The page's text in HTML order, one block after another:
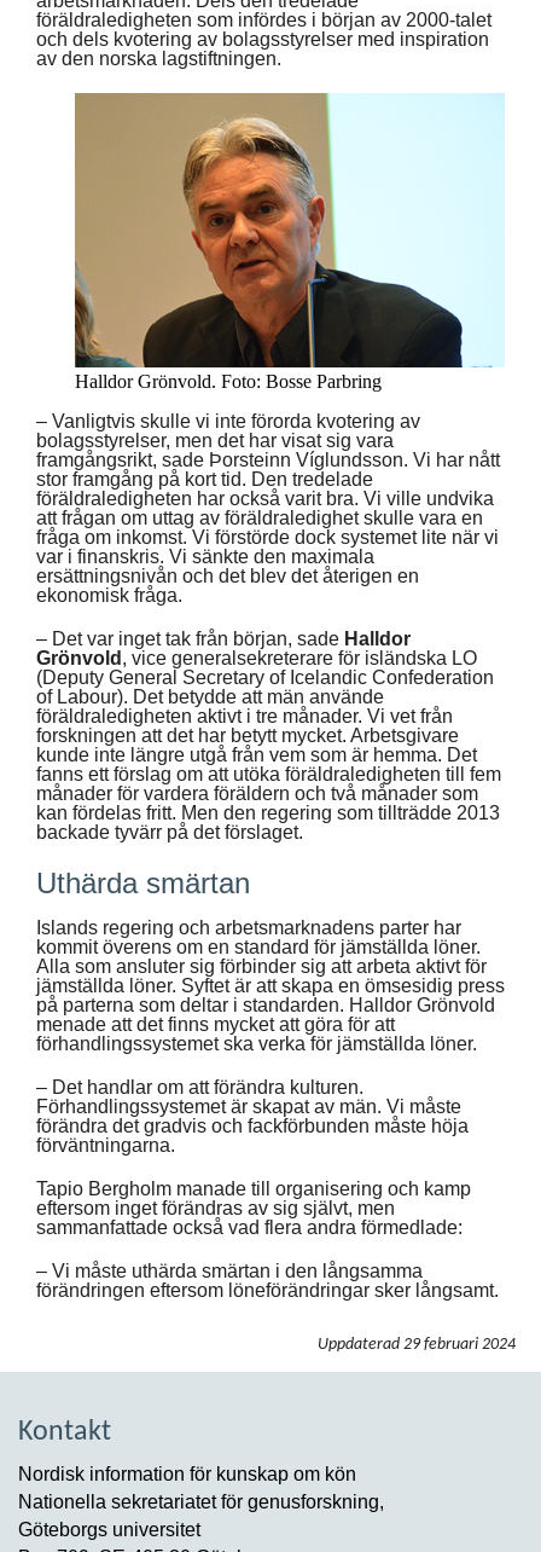
föräldraledigheten som infördes i början av 2000-talet
och dels kvotering av bolagsstyrelser med inspiration
av den norska lagstiftningen.
Halldor Grönvold. Foto: Bosse Parbring
– Vanligtvis skulle vi inte förorda kvotering av
bolagsstyrelser, men det har visat sig vara
framgångsrikt, sade Þorsteinn Víglundsson. Vi har nått
stor framgång på kort tid. Den tredelade
föräldraledigheten har också varit bra. Vi ville undvika
att frågan om uttag av föräldraledighet skulle vara en
fråga om inkomst. Vi förstörde dock systemet lite när vi
var i finanskris. Vi sänkte den maximala
ersättningsnivån och det blev det återigen en
ekonomisk fråga.
– Det var inget tak från början, sade Halldor
Grönvold , vice generalsekreterare för isländska LO
(Deputy General Secretary of Icelandic Confederation
of Labour). Det betydde att män använde
föräldraledigheten aktivt i tre månader. Vi vet från
forskningen att det har betytt mycket. Arbetsgivare
kunde inte längre utgå från vem som är hemma. Det
fanns ett förslag om att utöka föräldraledigheten till fem
månader för vardera föräldern och två månader som
kan fördelas fritt. Men den regering som tillträdde 2013
backade tyvärr på det förslaget.
Uthärda smärtan
Islands regering och arbetsmarknadens parter har
kommit överens om en standard för jämställda löner.
Alla som ansluter sig förbinder sig att arbeta aktivt för
jämställda löner. Syftet är att skapa en ömsesidig press
på parterna som deltar i standarden. Halldor Grönvold
menade att det finns mycket att göra för att
förhandlingssystemet ska verka för jämställda löner.
– Det handlar om att förändra kulturen.
Förhandlingssystemet är skapat av män. Vi måste
förändra det gradvis och fackförbunden måste höja
förväntningarna.
Tapio Bergholm manade till organisering och kamp
eftersom inget förändras av sig självt, men
sammanfattade också vad flera andra förmedlade:
– Vi måste uthärda smärtan i den långsamma
förändringen eftersom löneförändringar sker långsamt.
Uppdaterad 29 februari 2024
Kontakt
Nordisk information för kunskap om kön
Nationella sekretariatet för genusforskning,
Göteborgs universitet